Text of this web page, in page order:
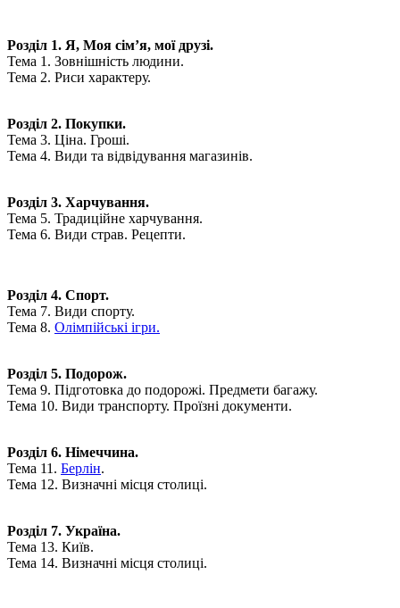
Розділ 1. Я, Моя сім’я, мої друзі.
Тема 1. Зовнішність людини.
Тема 2. Риси характеру.
Розділ 2. Покупки.
Тема 3. Ціна. Гроші.
Тема 4. Види та відвідування магазинів.
Розділ 3. Харчування.
Тема 5. Традиційне харчування.
Тема 6. Види страв. Рецепти.
Розділ 4. Спорт.
Тема 7. Види спорту.
Тема 8. Олімпійські ігри.
Розділ 5. Подорож.
Тема 9. Підготовка до подорожі. Предмети багажу.
Тема 10. Види транспорту. Проїзні документи.
Розділ 6. Німеччина.
Тема 11. Берлін.
Тема 12. Визначні місця столиці.
Розділ 7. Україна.
Тема 13. Київ.
Тема 14. Визначні місця столиці.